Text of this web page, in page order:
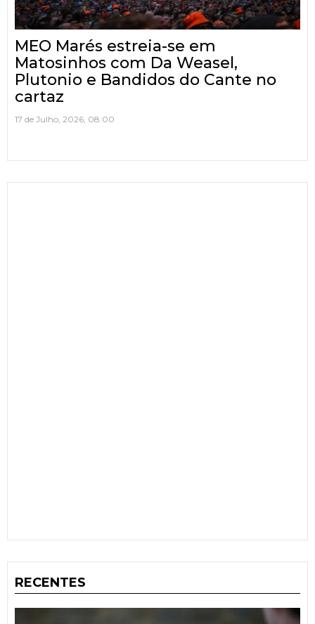
MEO Marés estreia-se em
Matosinhos com Da Weasel,
Plutonio e Bandidos do Cante no
cartaz
17 de Julho, 2026, 08:00
RECENTES